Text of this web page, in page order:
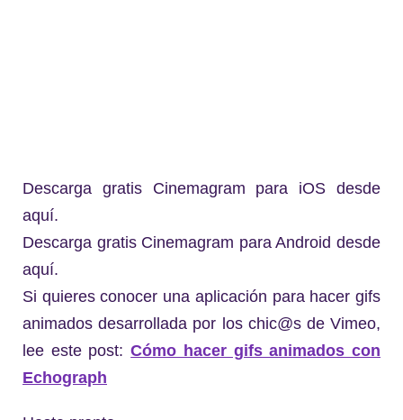
Descarga gratis Cinemagram para iOS desde
aquí.
Descarga gratis Cinemagram para Android desde
aquí.
Si quieres conocer una aplicación para hacer gifs
animados desarrollada por los chic@s de Vimeo,
lee este post:Cómo hacer gifs animados con
Echograph